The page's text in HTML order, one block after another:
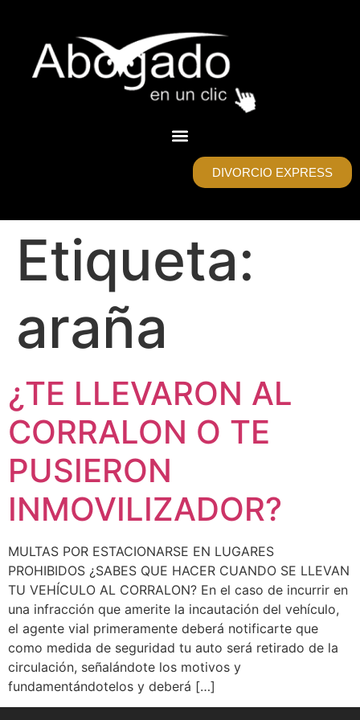
DIVORCIO EXPRESS
Etiqueta:
araña
¿TE LLEVARON AL
CORRALON O TE
PUSIERON
INMOVILIZADOR?
MULTAS POR ESTACIONARSE EN LUGARES
PROHIBIDOS ¿SABES QUE HACER CUANDO SE LLEVAN
TU VEHÍCULO AL CORRALON? En el caso de incurrir en
una infracción que amerite la incautación del vehículo,
el agente vial primeramente deberá notificarte que
como medida de seguridad tu auto será retirado de la
circulación, señalándote los motivos y
fundamentándotelos y deberá […]